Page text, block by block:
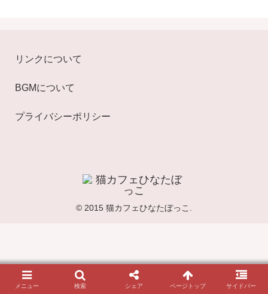
リンクについて
BGMについて
プライバシーポリシー
© 2015 猫カフェひなたぼっこ.
メニュー 検索 シェア ページトップ サイドバー